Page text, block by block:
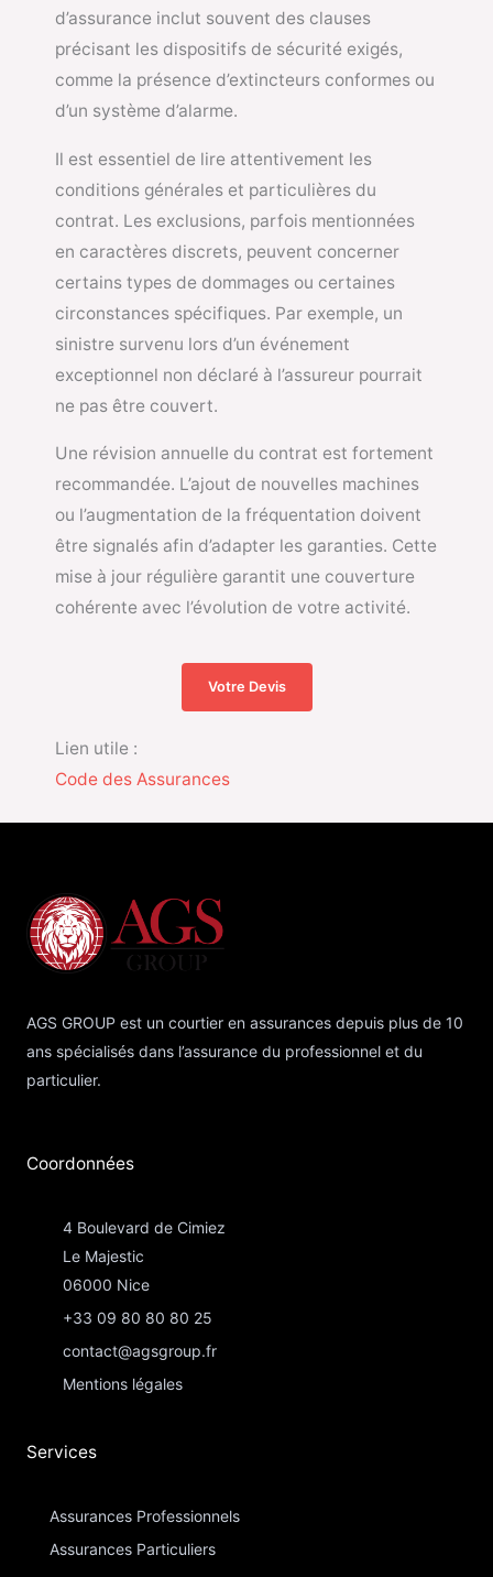
d’assurance inclut souvent des clauses
précisant les dispositifs de sécurité exigés,
comme la présence d’extincteurs conformes ou
d’un système d’alarme.
Il est essentiel de lire attentivement les
conditions générales et particulières du
contrat. Les exclusions, parfois mentionnées
en caractères discrets, peuvent concerner
certains types de dommages ou certaines
circonstances spécifiques. Par exemple, un
sinistre survenu lors d’un événement
exceptionnel non déclaré à l’assureur pourrait
ne pas être couvert.
Une révision annuelle du contrat est fortement
recommandée. L’ajout de nouvelles machines
ou l’augmentation de la fréquentation doivent
être signalés afin d’adapter les garanties. Cette
mise à jour régulière garantit une couverture
cohérente avec l’évolution de votre activité.
Votre Devis
Lien utile :
Code des Assurances
AGS GROUP est un courtier en assurances depuis plus de 10
ans spécialisés dans l’assurance du professionnel et du
particulier.
Coordonnées​
4 Boulevard de Cimiez
Le Majestic
06000 Nice
+33 09 80 80 80 25
contact@agsgroup.fr
Mentions légales
Services
Assurances Professionnels
Assurances Particuliers​